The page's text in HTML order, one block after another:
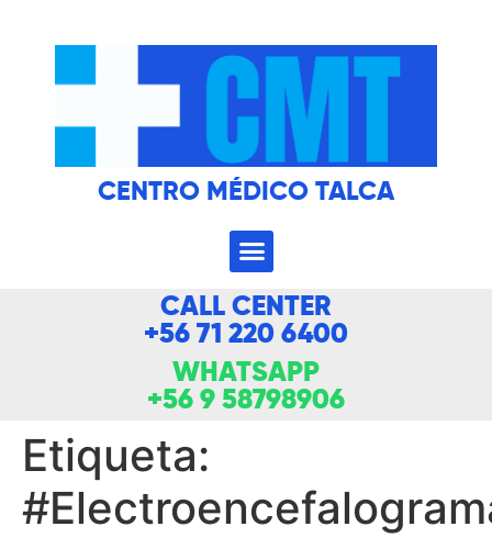
CENTRO MÉDICO TALCA
CALL CENTER
+56 71 220 6400
WHATSAPP
+56 9 58798906
Etiqueta: